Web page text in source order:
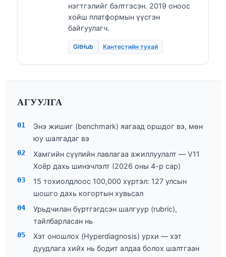
нэгтгэлийг бэлтгэсэн. 2019 оноос
хойш платформын үүсгэн
байгуулагч.
GitHub Кантестийн тухай
АГУУЛГА
Энэ жишиг (benchmark) яагаад оршдог вэ, мөн
юу шалгадаг вэ
Хамгийн сүүлийн лавлагаа ажиллуулалт — V11
Хоёр дахь шинэчлэлт (2026 оны 4-р сар)
15 тохиолдлоос 100,000 хүртэл: 127 улсын
шошго дахь когортын хувьсал
Урьдчилан бүртгэгдсэн шалгуур (rubric),
тайлбарласан нь
Хэт оношлох (Hyperdiagnosis) урхи — хэт
дуудлага хийх нь бодит алдаа болох шалтгаан